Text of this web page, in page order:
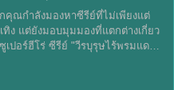
คุณกำลังมองหาซีรีย์ที่ไม่เพียงแต่
ทิง แต่ยังมอบมุมมองที่แตกต่างเกี่ยว
เปอร์ฮีโร่ ซีรีย์ "วีรบุรุษไร้พรมแดน